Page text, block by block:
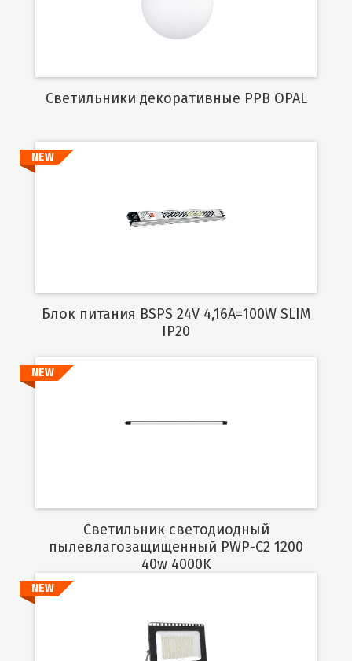
Cветильники декоративные PPB OPAL
Подробнее
NEW
Блок питания BSPS 24V 4,16A=100W SLIM
IP20
NEW
Светильник светодиодный
пылевлагозащищенный PWP-C2 1200
40w 4000K
Подробнее
NEW